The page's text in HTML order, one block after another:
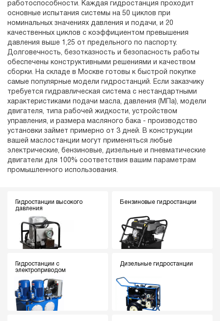
работоспособности. Каждая гидростанция проходит
основные испытания системы на 50 циклов при
номинальных значениях давления и подачи, и 20
качественных циклов с коэффициентом превышения
давления выше 1,25 от предельного по паспорту.
Долговечность, безотказность и безопасность работы
обеспечены конструктивными решениями и качеством
сборки. На складе в Москве готовы к быстрой покупке
самые популярные модели гидростанций. Если заказчику
требуется гидравлическая система с нестандартными
характеристиками подачи масла, давления (МПа), модели
двигателя, типа рабочей жидкости, устройством
управления, и размера масляного бака - производство
установки займет примерно от 3 дней. В конструкции
вашей маслостанции могут применяться любые
электрические, бензиновые, дизельные и пневматические
двигатели для 100% соответствия вашим параметрам
промышленного использования.
Гидростанции высокого
давления
Бензиновые гидростанции
Гидростанции с
электроприводом
Дизельные гидростанции